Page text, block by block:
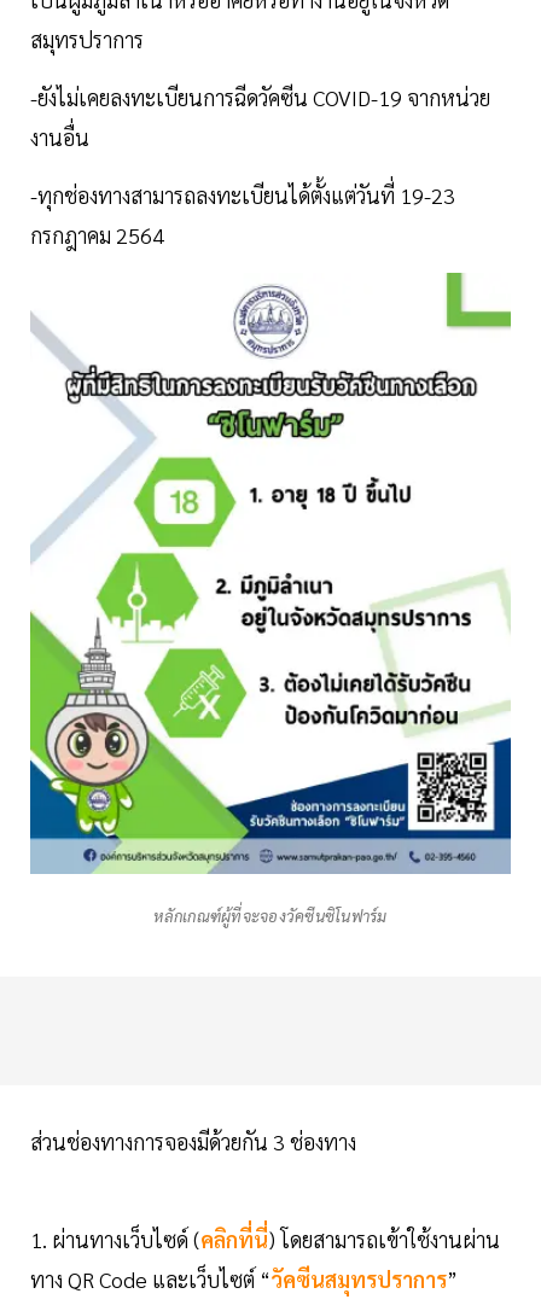
สมุทรปราการ
-ยังไม่เคยลงทะเบียนการฉีดวัคซีน COVID-19 จากหน่วย
งานอื่น
-ทุกช่องทางสามารถลงทะเบียนได้ตั้งแต่วันที่ 19-23
กรกฎาคม 2564
หลักเกณฑ์ผู้ที่จะจองวัคซีนซิโนฟาร์ม
ส่วนช่องทางการจองมีด้วยกัน 3 ช่องทาง
1. ผ่านทางเว็บไซด์ (คลิกที่นี่) โดยสามารถเข้าใช้งานผ่าน
ทาง QR Code และเว็บไซต์ “วัคซีนสมุทรปราการ”